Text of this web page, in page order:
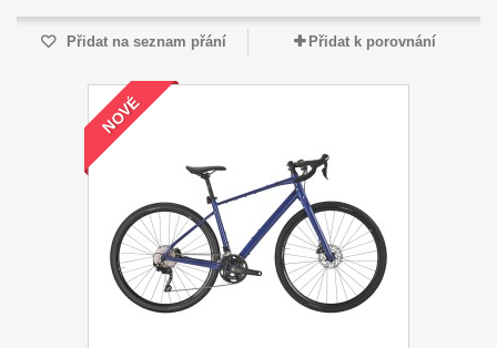
Přidat na seznam přání Přidat k porovnání
NOVÉ